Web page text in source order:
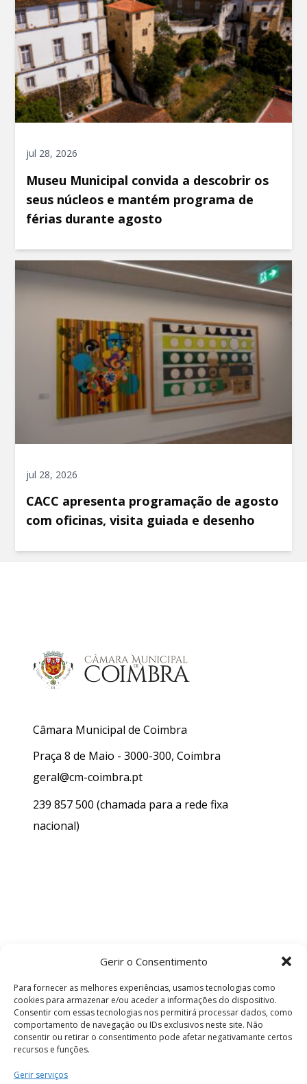
Gerir o Consentimento
Para fornecer as melhores experiências, usamos tecnologias como
cookies para armazenar e/ou aceder a informações do dispositivo.
Consentir com essas tecnologias nos permitirá processar dados, como
comportamento de navegação ou IDs exclusivos neste site. Não
consentir ou retirar o consentimento pode afetar negativamante certos
recursos e funções.
Gerir serviços
jul 28, 2026
Museu Municipal convida a descobrir os
seus núcleos e mantém programa de
férias durante agosto
jul 28, 2026
CACC apresenta programação de agosto
com oficinas, visita guiada e desenho
Câmara Municipal de Coimbra
Praça 8 de Maio - 3000-300, Coimbra
geral@cm-coimbra.pt
239 857 500 (chamada para a rede fixa
nacional)
Termos e Condições